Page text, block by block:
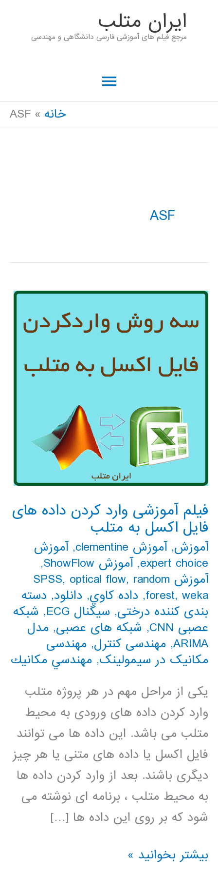
ايران متلب
مرجع فیلم های آموزشی فارسی دانشگاهی و مهندسی
فهرست
خانه ASF
ASF
فیلم آموزشی وارد کردن داده های
فایل اکسل به متلب
آموزش,آموزش clementine ,آموزش
expert choice
,آموزش ShowFlow
,
آموزش SPSS
, optical flow, random
forest, weka
, داده كاوي, دانلود, دسته
بندی کننده درختی, سیگنال ECG , شبکه
عصبی CNN
, شبکه های عصبی, مدل
ARIMA
, مهندسی کنترل, مهندسی
مکانیک در سیمولینک, مهندسي مكانيك
یکی از مراحل مهم در هر پروژه متلب
وارد کردن داده های ورودی به محیط
متلب می باشد. این داده ها می توانند
فایل اکسل یا داده های متنی یا هر چیز
دیگری باشند. بعد از وارد کردن داده ها
به محیط متلب ، برنامه ای نوشته می
شود که بر روی این داده ها […]
فیلم
بیشتر بخوانید »